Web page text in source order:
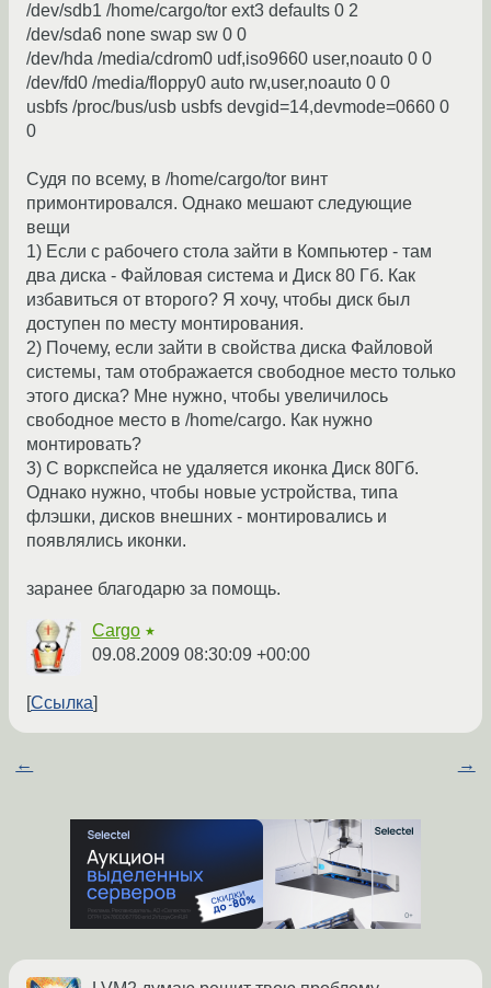
/dev/sdb1 /home/cargo/tor ext3 defaults 0 2
/dev/sda6 none swap sw 0 0
/dev/hda /media/cdrom0 udf,iso9660 user,noauto 0 0
/dev/fd0 /media/floppy0 auto rw,user,noauto 0 0
usbfs /proc/bus/usb usbfs devgid=14,devmode=0660 0
0
Судя по всему, в /home/cargo/tor винт
примонтировался. Однако мешают следующие
вещи
1) Если с рабочего стола зайти в Компьютер - там
два диска - Файловая система и Диск 80 Гб. Как
избавиться от второго? Я хочу, чтобы диск был
доступен по месту монтирования.
2) Почему, если зайти в свойства диска Файловой
системы, там отображается свободное место только
этого диска? Мне нужно, чтобы увеличилось
свободное место в /home/cargo. Как нужно
монтировать?
3) С воркспейса не удаляется иконка Диск 80Гб.
Однако нужно, чтобы новые устройства, типа
флэшки, дисков внешних - монтировались и
появлялись иконки.
заранее благодарю за помощь.
Cargo ★
09.08.2009 08:30:09 +00:00
Ссылка
← →